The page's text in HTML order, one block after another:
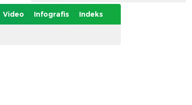
Video Infografis Indeks